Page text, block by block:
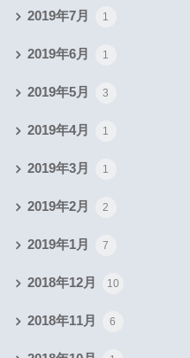
2019年7月 1
2019年6月 1
2019年5月 3
2019年4月 1
2019年3月 1
2019年2月 2
2019年1月 7
2018年12月 10
2018年11月 6